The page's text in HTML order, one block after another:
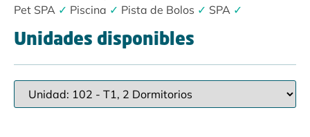
Pet SPA ✓ Piscina ✓ Pista de Bolos ✓ SPA ✓
Unidades disponibles